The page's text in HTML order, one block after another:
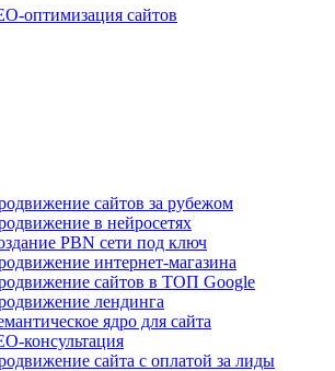
оптимизация сайтов
сайтов за рубежом
в нейросетях
PBN сети под ключ
интернет-магазина
сайтов в ТОП Google
лендинга
ядро для сайта
консультация
сайта с оплатой за лиды